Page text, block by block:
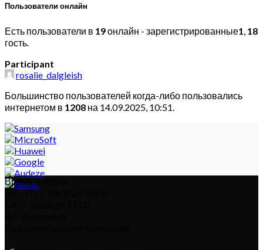
Пользователи онлайн
Есть пользователи в 19онлайн - зарегистрированные1, 18
гость.
Participant
rosalie_dalgleish
Большинство пользователей когда-либо пользовались
интернетом в 1208 на 14.09.2025, 10:51.
Время работы:
Пн – Пт: с 10:00 до 20:00